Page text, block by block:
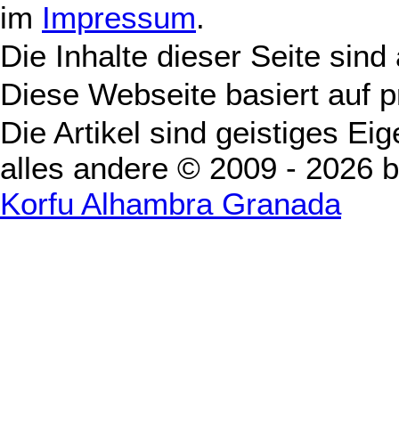
im Impressum.
Die Inhalte dieser Seite
Diese Webseite basiert auf
Die Artikel sind geistiges
alles andere © 2009 - 2026
Korfu Alhambra Granada